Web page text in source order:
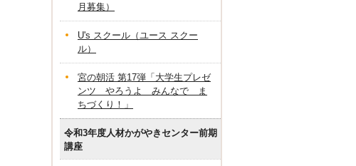
月募集）
U's スクール（ユース スクー
ル）
宮の朝活 第17弾「大学生プレゼ
ンツ やろうよ みんなで ま
ちづくり！」
令和3年度人材かがやきセンター前期
講座